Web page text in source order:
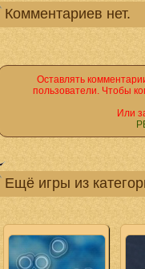
Комментариев нет.
Оставлять
пользователи. Чтобы
Или
Ещё игры из